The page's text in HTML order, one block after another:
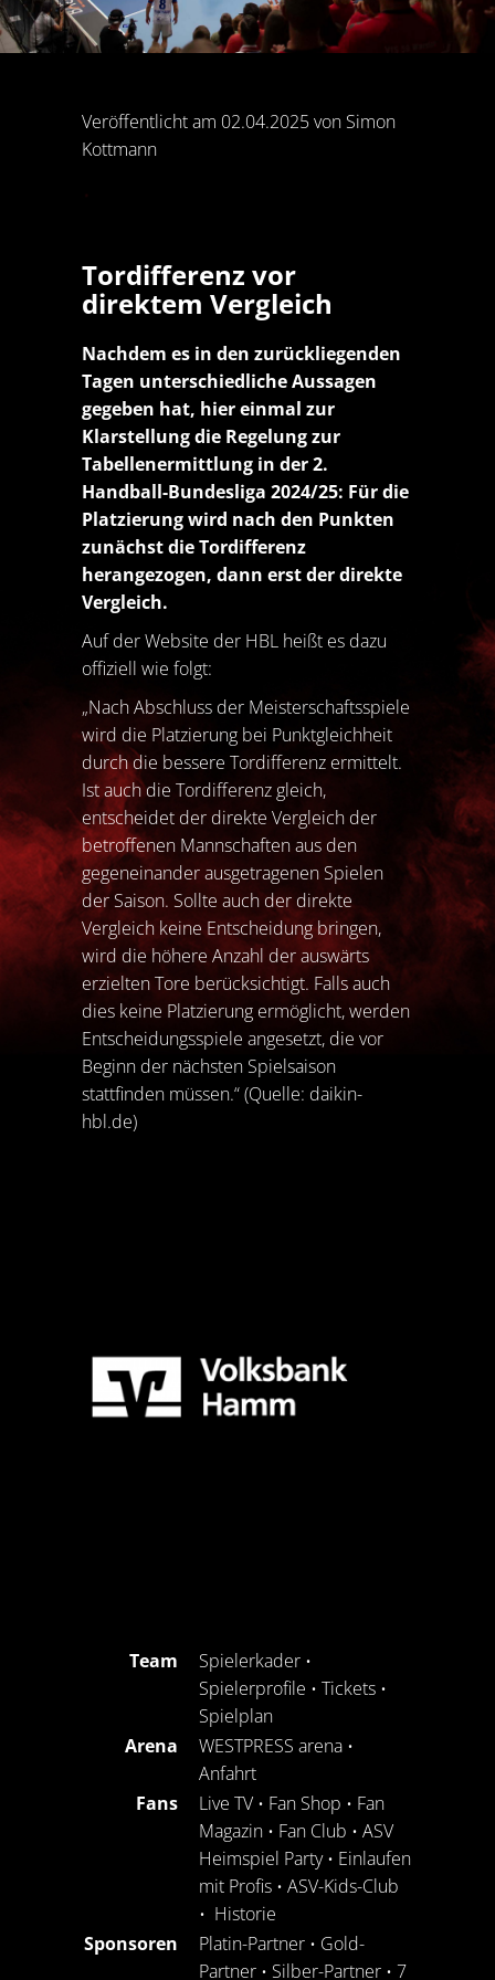
Veröffentlicht am 02.04.2025 von Simon
Kottmann
Tordifferenz vor
direktem Vergleich
Nachdem es in den zurückliegenden
Tagen unterschiedliche Aussagen
gegeben hat, hier einmal zur
Klarstellung die Regelung zur
Tabellenermittlung in der 2.
Handball-Bundesliga 2024/25: Für die
Platzierung wird nach den Punkten
zunächst die Tordifferenz
herangezogen, dann erst der direkte
Vergleich.
Auf der Website der HBL heißt es dazu
offiziell wie folgt:
„Nach Abschluss der Meisterschaftsspiele
wird die Platzierung bei Punktgleichheit
durch die bessere Tordifferenz ermittelt.
Ist auch die Tordifferenz gleich,
entscheidet der direkte Vergleich der
betroffenen Mannschaften aus den
gegeneinander ausgetragenen Spielen
der Saison. Sollte auch der direkte
Vergleich keine Entscheidung bringen,
wird die höhere Anzahl der auswärts
erzielten Tore berücksichtigt. Falls auch
dies keine Platzierung ermöglicht, werden
Entscheidungsspiele angesetzt, die vor
Beginn der nächsten Spielsaison
stattfinden müssen.“ (Quelle: daikin-
hbl.de)
Team Spielerkader •
Spielerprofile • Tickets •
Spielplan
Arena
WESTPRESS arena •
Anfahrt
Fans
Live TV • Fan Shop • Fan
Magazin • Fan Club • ASV
Heimspiel Party• Einlaufen
mit Profis • ASV-Kids-Club
• Historie
Sponsoren
Platin-Partner • Gold-
Partner • Silber-Partner • 7